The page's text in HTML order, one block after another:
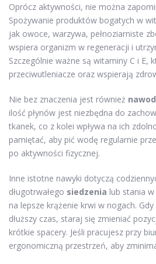
Oprócz aktywności, nie można
Spożywanie produktów bogatych w
jak owoce, warzywa, pełnoziarniste
wspiera organizm w regeneracji i
Szczególnie ważne są witaminy C i E,
przeciwutleniacze oraz wspierają
Nie bez znaczenia jest również
ilość płynów jest niezbędna do
tkanek, co z kolei wpływa na ich
pamiętać, aby pić wodę regularnie
po aktywności fizycznej.
Inne istotne nawyki dotyczą
długotrwałego siedzenia lub stania
na lepsze krążenie krwi w nogach.
dłuższy czas, staraj się zmieniać
krótkie spacery. Jeśli pracujesz przy
ergonomiczną przestrzeń, aby